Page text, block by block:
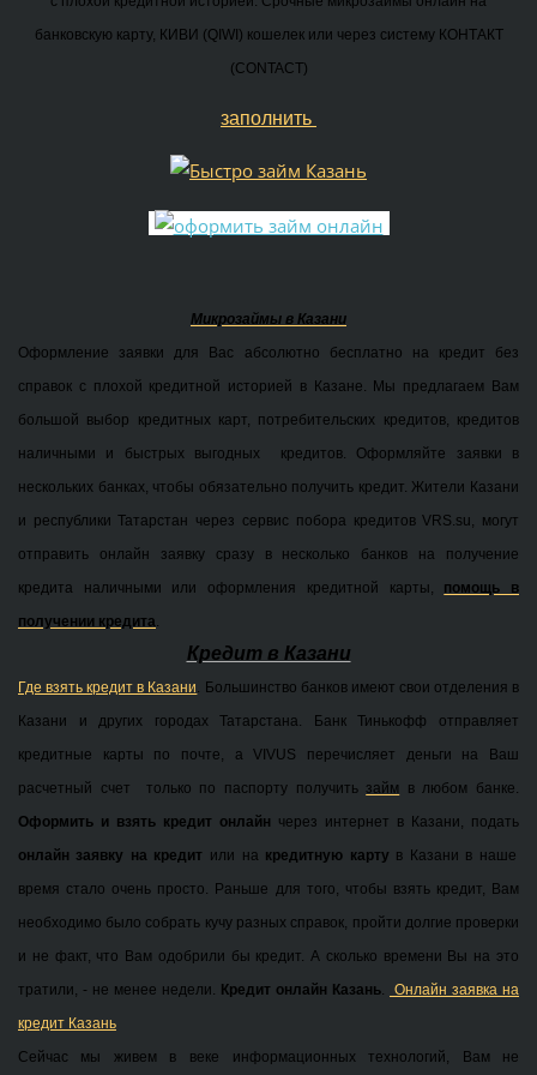
банковскую карту, КИВИ (QIWI) кошелек или через систему КОНТАКТ
(CONTACT)
заполнить
Микрозаймы в Казани
Оформление заявки для Вас абсолютно бесплатно на кредит без
справок с плохой кредитной историей в Казане. Мы предлагаем Вам
большой выбор кредитных карт, потребительских кредитов, кредитов
наличными и быстрых выгодных кредитов. Оформляйте заявки в
нескольких банках, чтобы обязательно получить кредит. Жители Казани
и республики Татарстан через сервис побора кредитов VRS.su, могут
отправить онлайн заявку сразу в несколько банков на получение
кредита наличными или оформления кредитной карты, помощь в
получении кредита.
Кредит в Казани
Где взять кредит в Казани. Большинство банков имеют свои отделения в
Казани и других городах Татарстана. Банк Тинькофф отправляет
кредитные карты по почте, а VIVUS перечисляет деньги на Ваш
расчетный счет только по паспорту получить займ в любом банке.
Оформить и взять кредит онлайн через интернет в Казани, подать
онлайн заявку на кредит или на кредитную карту в Казани в наше
время стало очень просто. Раньше для того, чтобы взять кредит, Вам
необходимо было собрать кучу разных справок, пройти долгие проверки
и не факт, что Вам одобрили бы кредит. А сколько времени Вы на это
тратили, - не менее недели. Кредит онлайн Казань.
Онлайн заявка на
кредит Казань
Сейчас мы живем в веке информационных технологий, Вам не